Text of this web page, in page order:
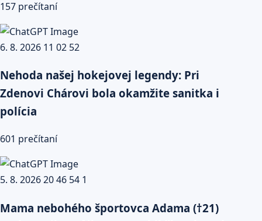
157 prečítaní
Nehoda našej hokejovej legendy: Pri
Zdenovi Chárovi bola okamžite sanitka i
polícia
601 prečítaní
Mama nebohého športovca Adama (†21)